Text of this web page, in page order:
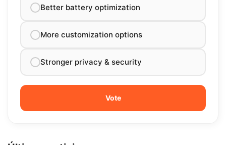
Better battery optimization
More customization options
Stronger privacy & security